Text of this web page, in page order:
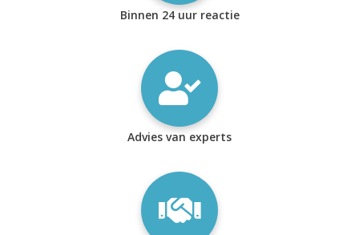
Binnen 24 uur reactie
Advies van experts